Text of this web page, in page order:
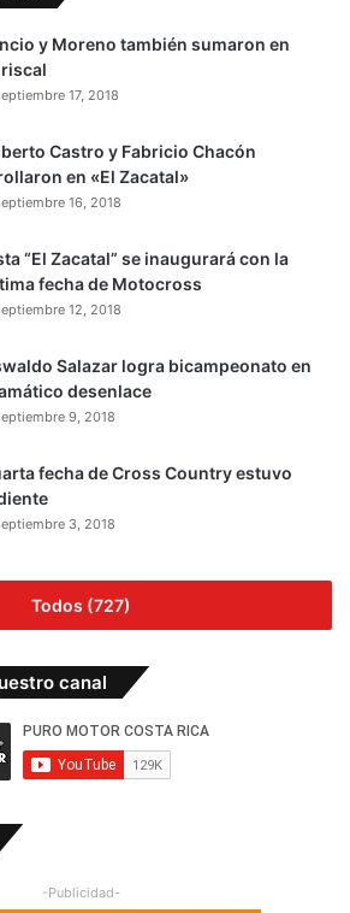
y Moreno también sumaron en
17, 2018
Castro y Fabricio Chacón
en «El Zacatal»
16, 2018
“El Zacatal” se inaugurará con la
fecha de Motocross
12, 2018
Salazar logra bicampeonato en
desenlace
9, 2018
fecha de Cross Country estuvo
3, 2018
Todos (727)
canal
-Publicidad-